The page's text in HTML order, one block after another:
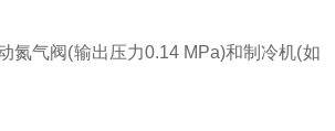
气阀(输出压力0.14 MPa)和制冷机(如